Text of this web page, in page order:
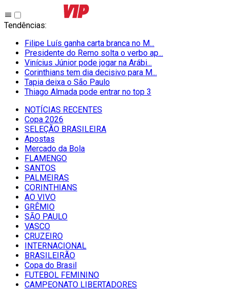
Tendências:
Filipe Luís ganha carta branca no M...
Presidente do Remo solta o verbo ap...
Vinícius Júnior pode jogar na Arábi...
Corinthians tem dia decisivo para M...
Tapia deixa o São Paulo
Thiago Almada pode entrar no top 3
NOTÍCIAS RECENTES
Copa 2026
SELEÇÃO BRASILEIRA
Apostas
Mercado da Bola
FLAMENGO
SANTOS
PALMEIRAS
CORINTHIANS
AO VIVO
GRÊMIO
SĀO PAULO
VASCO
CRUZEIRO
INTERNACIONAL
BRASILEIRÃO
Copa do Brasil
FUTEBOL FEMININO
CAMPEONATO LIBERTADORES